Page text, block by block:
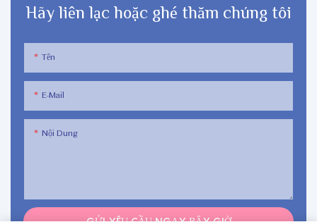
Hãy liên lạc hoặc ghé thăm chúng tôi
Tên
E-Mail
Nội Dung